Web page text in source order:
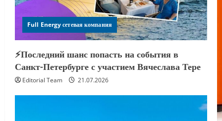
Full Energy сетевая компания
⚡️Последний шанс попасть на события в
Санкт-Петербурге с участием Вячеслава Тере
Editorial Team 21.07.2026